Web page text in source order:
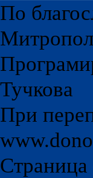
По
Тучкова
При
Страница